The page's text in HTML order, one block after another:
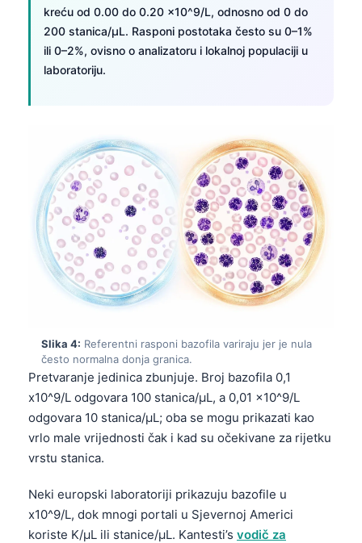
kreću od 0.00 do 0.20 x10^9/L, odnosno od 0 do
200 stanica/µL. Rasponi postotaka često su 0–1%
ili 0–2%, ovisno o analizatoru i lokalnoj populaciji u
laboratoriju.
Slika 4: Referentni rasponi bazofila variraju jer je nula
često normalna donja granica.
Pretvaranje jedinica zbunjuje. Broj bazofila 0,1
x10^9/L odgovara 100 stanica/µL, a 0,01 x10^9/L
odgovara 10 stanica/µL; oba se mogu prikazati kao
vrlo male vrijednosti čak i kad su očekivane za rijetku
vrstu stanica.
Neki europski laboratoriji prikazuju bazofile u
x10^9/L, dok mnogi portali u Sjevernoj Americi
koriste K/µL ili stanice/µL. Kantesti’s vodič za